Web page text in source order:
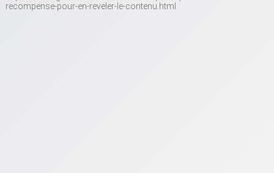
recompense-pour-en-reveler-le-contenu.html